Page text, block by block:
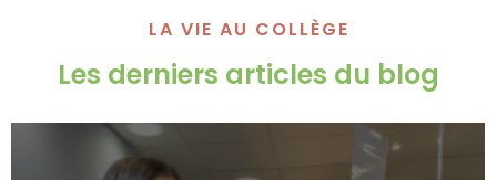
LA VIE AU COLLÈGE
Les derniers articles du blog